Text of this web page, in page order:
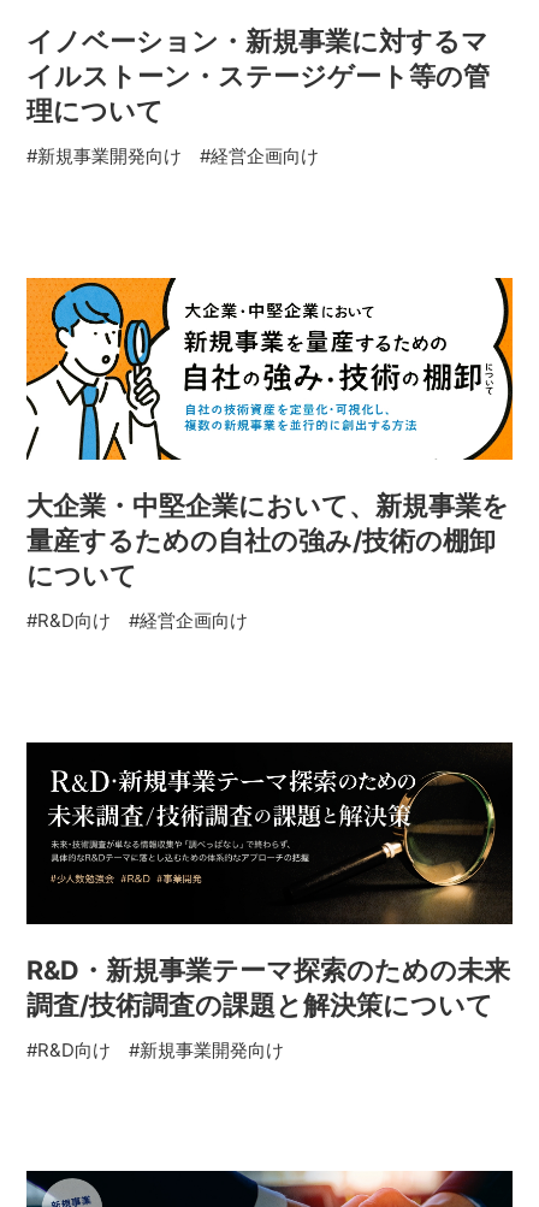
イノベーション・新規事業に対するマ
イルストーン・ステージゲート等の管
理について
#新規事業開発向け #経営企画向け
大企業・中堅企業において、新規事業を
量産するための自社の強み/技術の棚卸
について
#R&D向け #経営企画向け
R&D・新規事業テーマ探索のための未来
調査/技術調査の課題と解決策について
#R&D向け #新規事業開発向け